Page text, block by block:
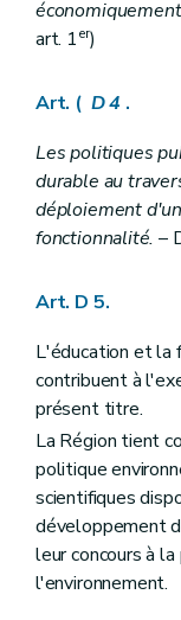
Art.
Art.D
Art.D
Titre III
Chapitre
Art.
Art.
Art.
Art.
Art.
art. 1er)
Art. ( D 4 .
Les politiques
durable au
déploiement
fonctionnalité. –
Art. D 5.
L'éducation et la
contribuent à
présent titre.
La Région tient
politique
scientifiques
développement
leur concours à
l'environnement.